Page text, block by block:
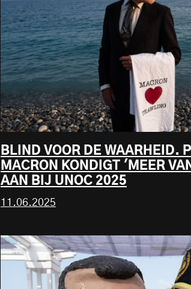
BLIND VOOR DE WAARHEID.
MACRON KONDIGT 'MEER
AAN BIJ UNOC 2025
11.06.2025